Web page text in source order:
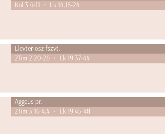
Kol 3,4-11 • Lk 14,16-24
Elevteriosz fszvt.
2Tim 2,20-26 • Lk 19,37-44
Aggeus pr.
2Tim 3,16-4,4 • Lk 19,45-48